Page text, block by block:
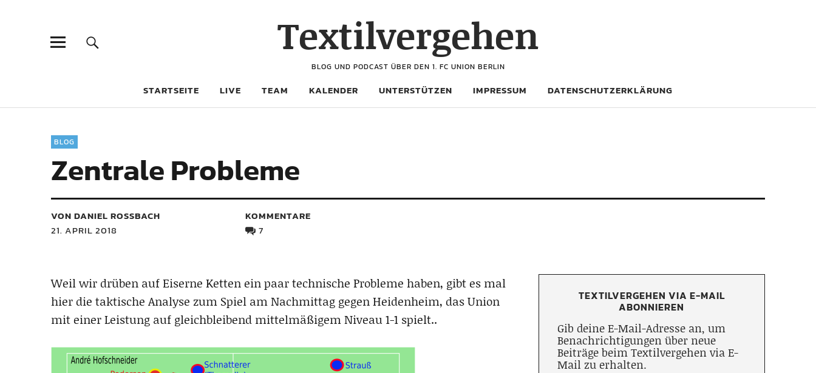
Textilvergehen
BLOG UND PODCAST ÜBER DEN 1. FC UNION BERLIN
STARTSEITE LIVE TEAM KALENDER UNTERSTÜTZEN IMPRESSUM DATENSCHUTZERKLÄRUNG
BLOG
Zentrale Probleme
VON DANIEL ROSSBACH
21. APRIL 2018
KOMMENTARE
7
Weil wir drüben auf Eiserne Ketten ein paar technische Probleme haben, gibt es mal
hier die taktische Analyse zum Spiel am Nachmittag gegen Heidenheim, das Union
mit einer Leistung auf gleichbleibend mittelmäßigem Niveau 1-1 spielt..
TEXTILVERGEHEN VIA E-MAIL
ABONNIEREN
Gib deine E-Mail-Adresse an, um
Benachrichtigungen über neue
Beiträge beim Textilvergehen via E-
Mail zu erhalten.